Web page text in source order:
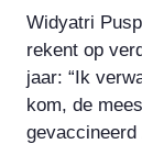
Widyatri
rekent op
jaar: “Ik
kom, de
gevaccineerd